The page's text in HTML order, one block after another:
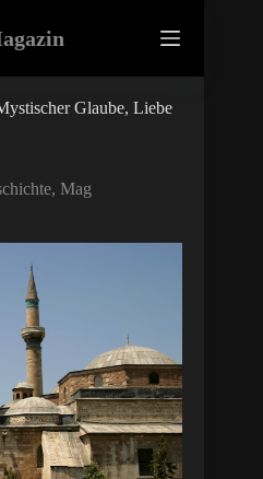
Glaube, Liebe
, Mag